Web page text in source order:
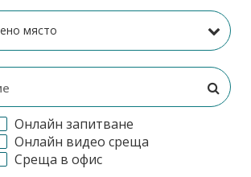
Онлайн запитване
Онлайн видео среща
Среща в офис